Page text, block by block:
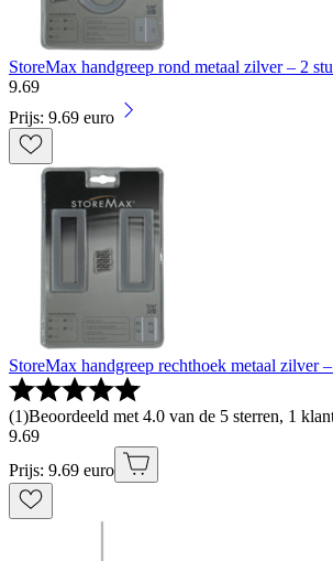
StoreMax handgreep rond metaal zilver – 2
9.69
Prijs: 9.69 euro
StoreMax handgreep rechthoek metaal zilver
(1)Beoordeeld met 4.0 van de 5 sterren, 1
9.69
Prijs: 9.69 euro